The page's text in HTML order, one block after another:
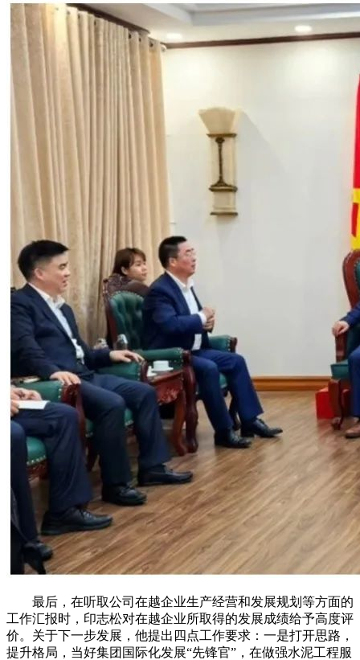
最后，在听取公司在越企业生产经营和发展规划等方面的
工作汇报时，印志松对在越企业所取得的发展成绩给予高度评
价。关于下一步发展，他提出四点工作要求：一是打开思路，
提升格局，当好集团国际化发展“先锋官”，在做强水泥工程服